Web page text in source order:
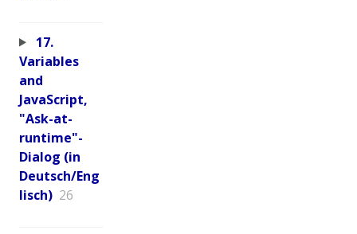
17.
Variables
and
JavaScript,
"Ask-at-
runtime"-
Dialog (in
Deutsch/Eng
lisch) 26